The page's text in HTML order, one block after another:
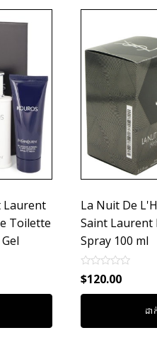
Laurent
Toilette
La Nuit De
Saint Laurent
Spray 100 ml
Rated
0
out
$120.00
ដ